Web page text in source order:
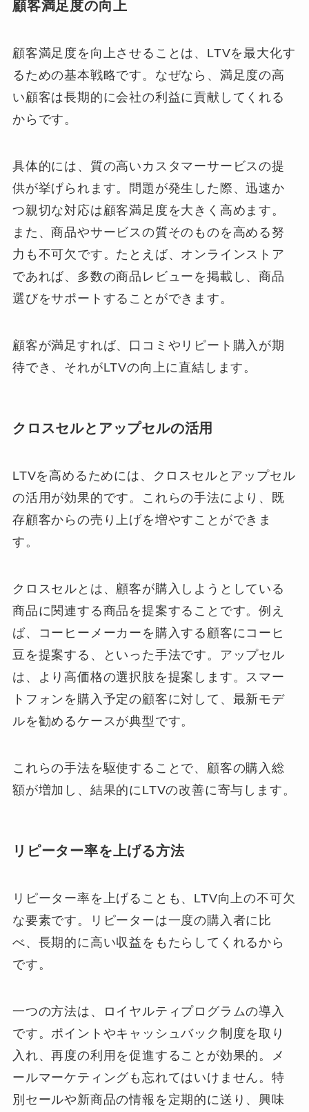
顧客満足度の向上
顧客満足度を向上させることは、LTVを最大化す
るための基本戦略です。なぜなら、満足度の高
い顧客は長期的に会社の利益に貢献してくれる
からです。
具体的には、質の高いカスタマーサービスの提
供が挙げられます。問題が発生した際、迅速か
つ親切な対応は顧客満足度を大きく高めます。
また、商品やサービスの質そのものを高める努
力も不可欠です。たとえば、オンラインストア
であれば、多数の商品レビューを掲載し、商品
選びをサポートすることができます。
顧客が満足すれば、口コミやリピート購入が期
待でき、それがLTVの向上に直結します。
クロスセルとアップセルの活用
LTVを高めるためには、クロスセルとアップセル
の活用が効果的です。これらの手法により、既
存顧客からの売り上げを増やすことができま
す。
クロスセルとは、顧客が購入しようとしている
商品に関連する商品を提案することです。例え
ば、コーヒーメーカーを購入する顧客にコーヒ
豆を提案する、といった手法です。アップセル
は、より高価格の選択肢を提案します。スマー
トフォンを購入予定の顧客に対して、最新モデ
ルを勧めるケースが典型です。
これらの手法を駆使することで、顧客の購入総
額が増加し、結果的にLTVの改善に寄与します。
リピーター率を上げる方法
リピーター率を上げることも、LTV向上の不可欠
な要素です。リピーターは一度の購入者に比
べ、長期的に高い収益をもたらしてくれるから
です。
一つの方法は、ロイヤルティプログラムの導入
です。ポイントやキャッシュバック制度を取り
入れ、再度の利用を促進することが効果的。メ
ールマーケティングも忘れてはいけません。特
別セールや新商品の情報を定期的に送り、興味